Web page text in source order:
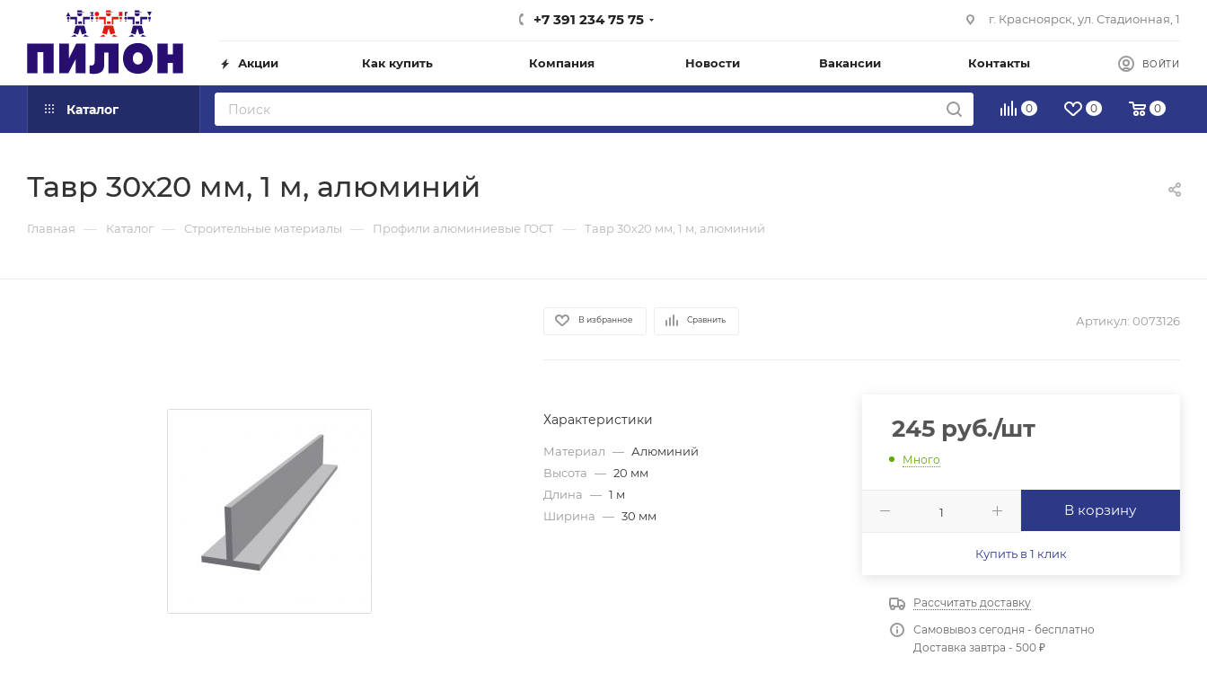
+7 391 234 75 75 г. Красноярск, ул. Стадионная, 1
Акции Как купить Компания Новости Вакансии Контакты ВОЙТИ
Каталог 0 0 0
Тавр 30х20 мм, 1 м, алюминий
Главная — Каталог — Строительные материалы — Профили алюминиевые ГОСТ — Тавр 30х20 мм, 1 м, алюминий
В избранное Сравнить Артикул: 0073126
Характеристики
Материал — Алюминий
Высота — 20 мм
Длина — 1 м
Ширина — 30 мм
245руб./шт
Много
В корзину
Купить в 1 клик
Рассчитать доставку
Самовывоз сегодня - бесплатно
Доставка завтра - 500 ₽